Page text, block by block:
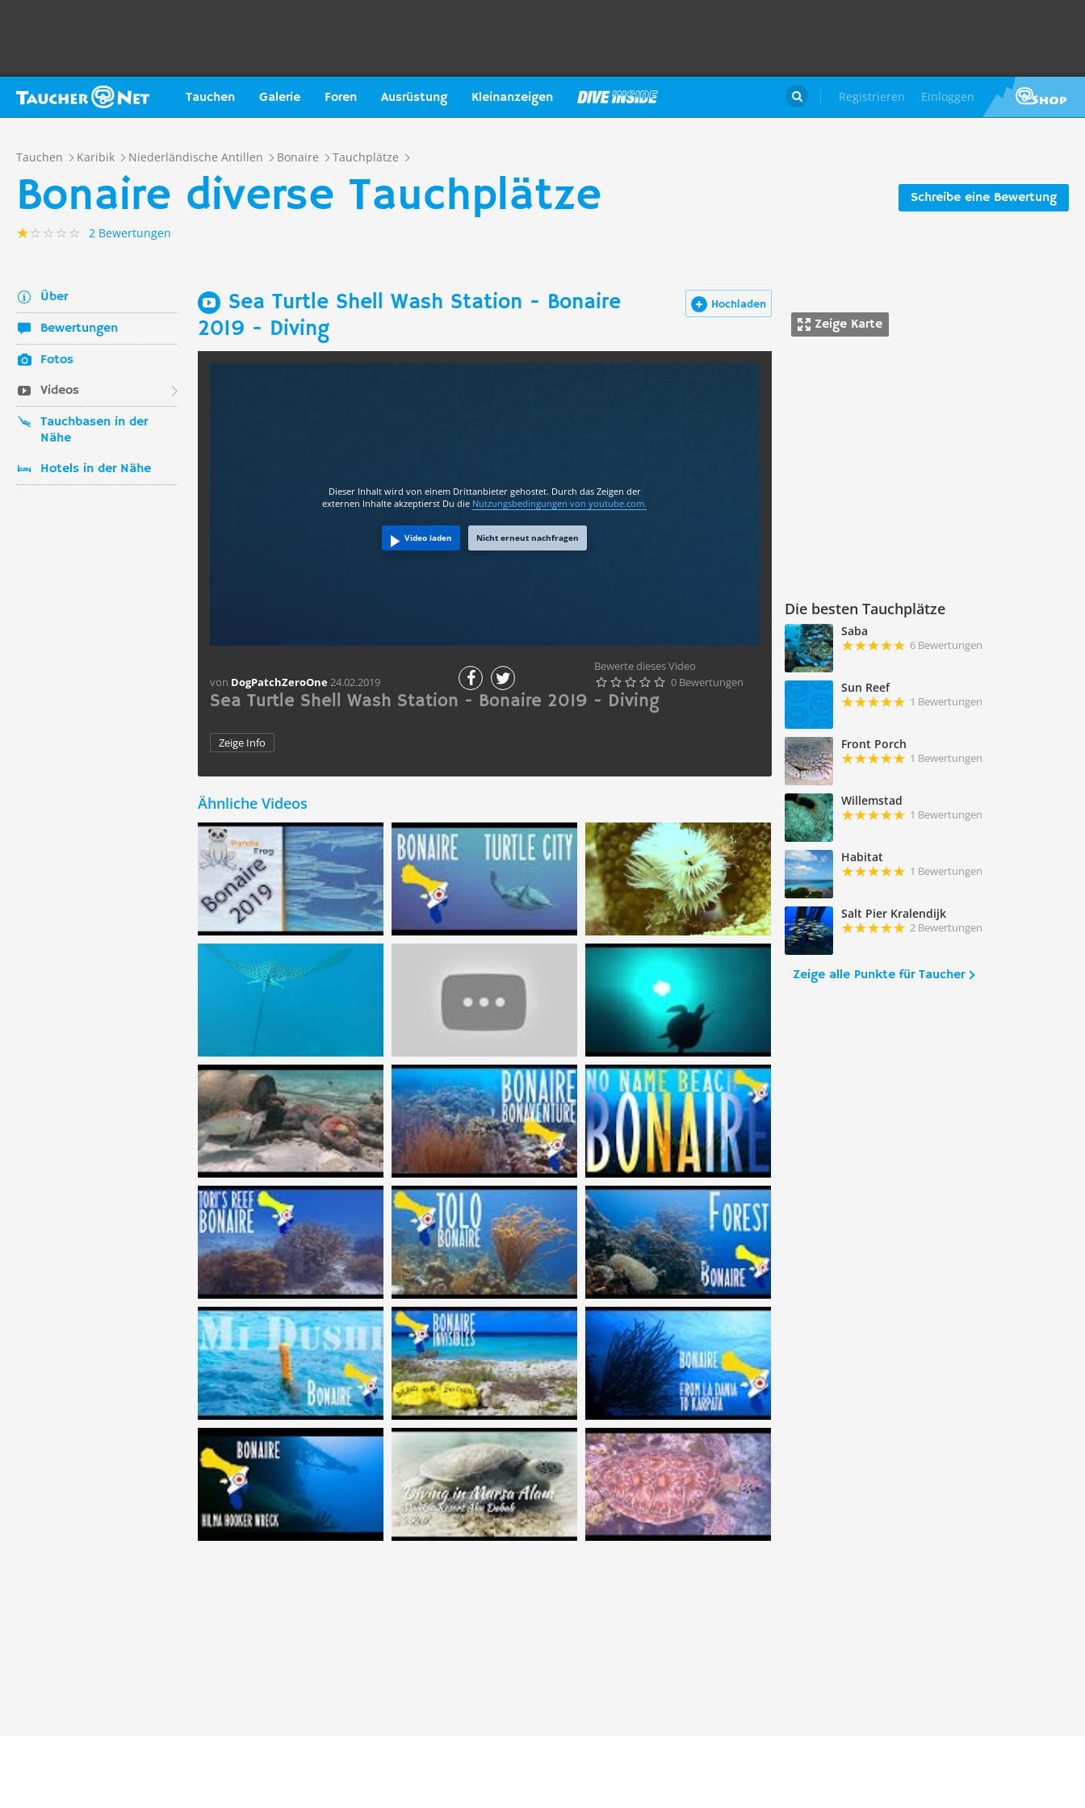
Tauchen Galerie Foren Ausrüstung Kleinanzeigen Registrieren Einloggen

Tauchen Karibik Niederländische Antillen Bonaire Tauchplätze
Schreibe eine Bewertung
Bonaire diverse Tauchplätze
2 Bewertungen
Über
Bewertungen
Fotos
Videos
Tauchbasen in der
Nähe
Hotels in der Nähe
Zeige Karte
Die besten Tauchplätze
Saba
6 Bewertungen
Sun Reef
1 Bewertungen
Front Porch
1 Bewertungen
Willemstad
1 Bewertungen
Habitat
1 Bewertungen
Salt Pier Kralendijk
2 Bewertungen
Zeige alle Punkte für Taucher
Hochladen
Sea Turtle Shell Wash Station - Bonaire
2019 - Diving
Dieser Inhalt wird von einem Drittanbieter gehostet. Durch das Zeigen der
externen Inhalte akzeptierst Du die Nutzungsbedingungen von youtube.com.
Video laden Nicht erneut nachfragen
von DogPatchZeroOne24.02.2019
Bewerte dieses Video
     0 Bewertungen
Sea Turtle Shell Wash Station - Bonaire 2019 - Diving
Zeige Info
Ähnliche Videos